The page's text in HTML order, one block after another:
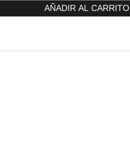
AÑADIR AL CARRITO